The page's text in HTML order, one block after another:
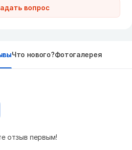
вопрос
Что нового?Фотогалерея
отзыв первым!